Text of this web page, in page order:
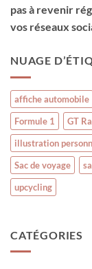
pas à revenir
vos réseaux
NUAGE
affiche automobile
Formule 1
GT
illustration
Sac de voyage
upcycling
CATÉGORIES